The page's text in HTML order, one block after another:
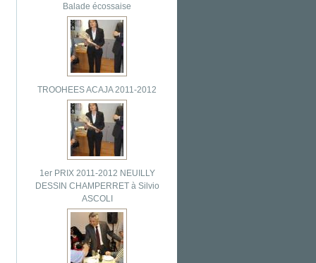
Balade écossaise
TROOHEES ACAJA 2011-2012
1er PRIX 2011-2012 NEUILLY
DESSIN CHAMPERRET à Silvio
ASCOLI